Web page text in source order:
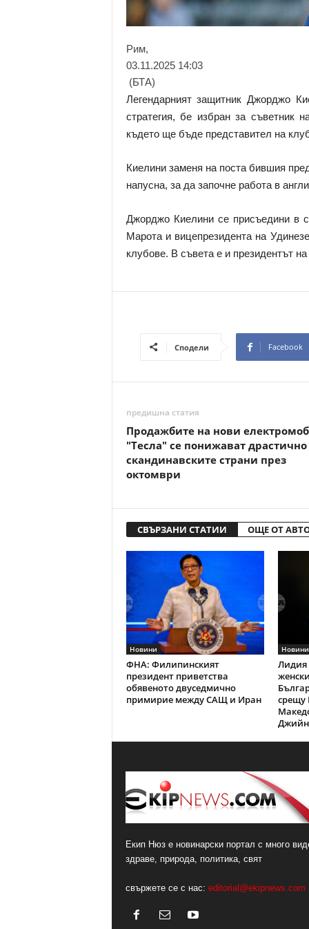
Рим,
03.11.2025 14:03
(БТА)
Легендарният защитник Джорджо
стратегия, бе избран за
където ще бъде представител на
Киелини заменя на поста бившия
напусна, за да започне работа в
Джорджо Киелини се присъедини в
Марота и вицепрезидента на
клубове. В съвета е и президентът
Сподели Facebook
предишна статия
Продажбите на нови
"Тесла" се понижават драстично
скандинавските страни през
октомври
СВЪРЗАНИ СТАТИИ ОЩЕ ОТ
Новини
ФНА: Филипинският
президент приветства
обявеното двуседмично
примирие между САЩ и Иран
Новини
Лидия
срещу
Джийн
Екип Нюз е новинарски портал с много
здраве, природа, политика, свят
свържете се с нас: editorial@ekipnews.com